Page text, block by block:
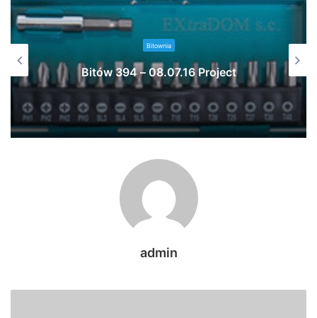
Bitownia
Bitów 394 – 08.07.16 Project
admin